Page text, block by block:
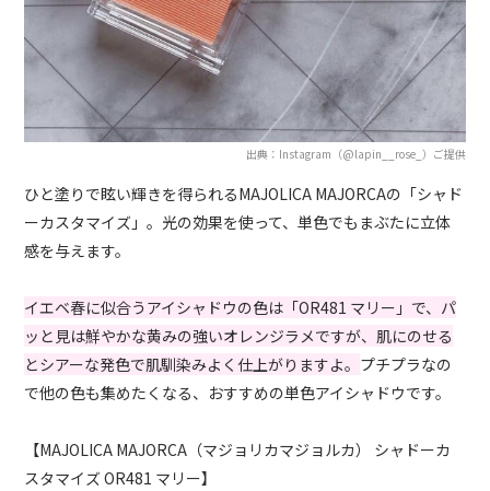
出典：Instagram（@lapin__rose_）ご提供
ひと塗りで眩い輝きを得られるMAJOLICA MAJORCAの「シャド
ーカスタマイズ」。光の効果を使って、単色でもまぶたに立体
感を与えます。
イエベ春に似合うアイシャドウの色は「OR481 マリー」で、パ
ッと見は鮮やかな黄みの強いオレンジラメですが、肌にのせる
とシアーな発色で肌馴染みよく仕上がりますよ。 プチプラなの
で他の色も集めたくなる、おすすめの単色アイシャドウです。
【MAJOLICA MAJORCA（マジョリカマジョルカ） シャドーカ
スタマイズ OR481 マリー】